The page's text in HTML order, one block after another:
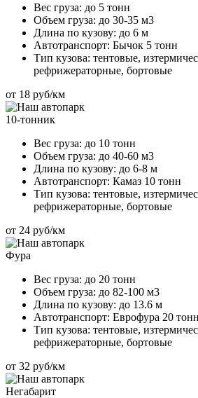
Вес груза: до 5 тонн
Объем груза: до 30-35 м3
Длина по кузову: до 6 м
Автотранспорт: Бычок 5 тонн
Тип кузова: тентовые,
рефрижераторные, бортовые
от 18 руб/км
10-тонник
Вес груза: до 10 тонн
Объем груза: до 40-60 м3
Длина по кузову: до 6-8 м
Автотранспорт: Камаз 10 тонн
Тип кузова: тентовые,
рефрижераторные, бортовые
от 24 руб/км
Фура
Вес груза: до 20 тонн
Объем груза: до 82-100 м3
Длина по кузову: до 13.6 м
Автотранспорт: Еврофура 20
Тип кузова: тентовые,
рефрижераторные, бортовые
от 32 руб/км
Негабарит